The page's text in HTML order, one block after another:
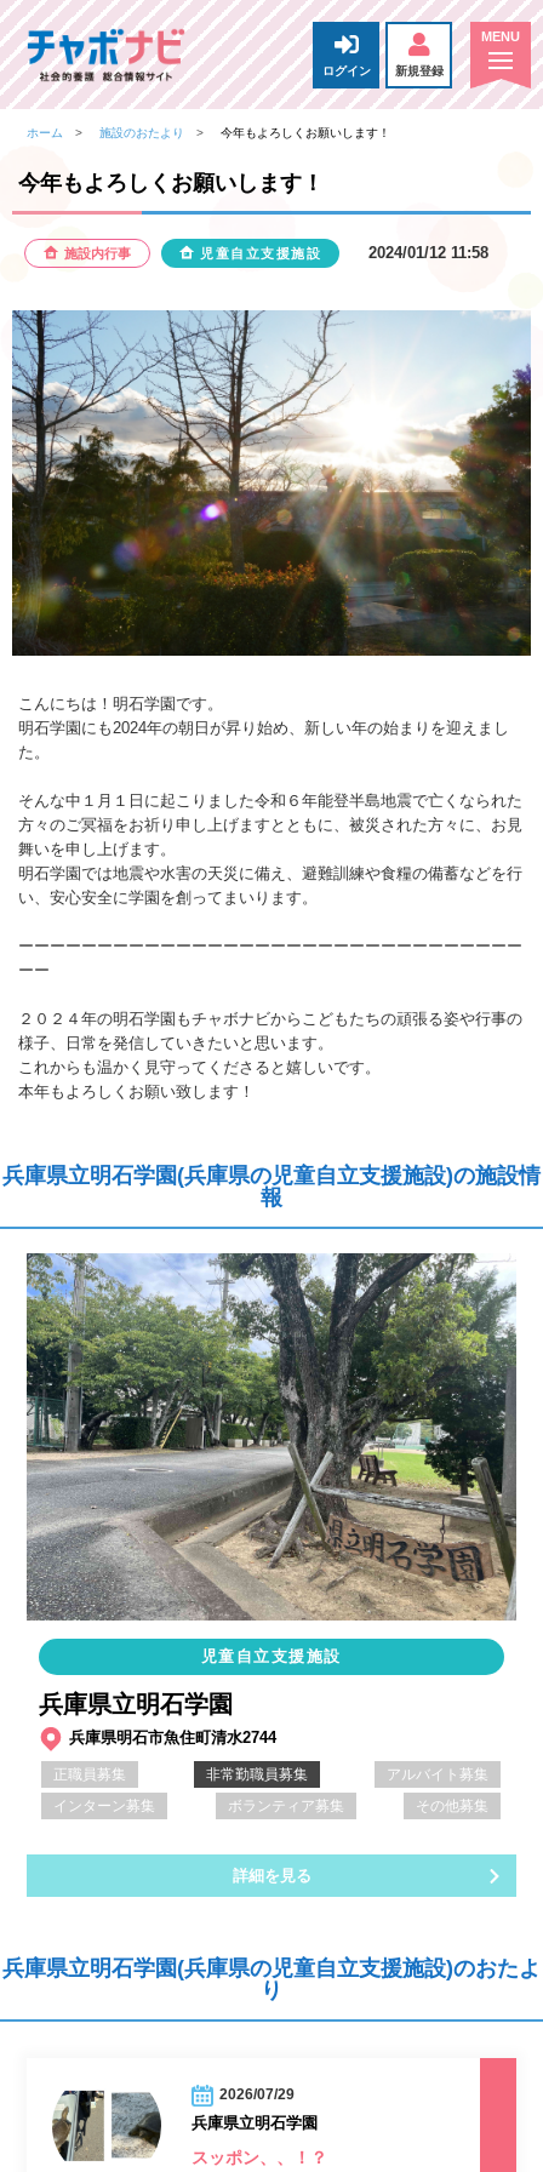
ログイン 新規登録
ホーム 施設のおたより 今年もよろしくお願いします！
今年もよろしくお願いします！
施設内行事 児童自立支援施設 2024/01/12 11:58
こんにちは！明石学園です。
明石学園にも2024年の朝日が昇り始め、新しい年の始まりを迎えまし
た。
そんな中１月１日に起こりました令和６年能登半島地震で亡くなられた
方々のご冥福をお祈り申し上げますとともに、被災された方々に、お見
舞いを申し上げます。
明石学園では地震や水害の天災に備え、避難訓練や食糧の備蓄などを行
い、安心安全に学園を創ってまいります。
ーーーーーーーーーーーーーーーーーーーーーーーーーーーーーーーー
ーー
２０２４年の明石学園もチャボナビからこどもたちの頑張る姿や行事の
様子、日常を発信していきたいと思います。
これからも温かく見守ってくださると嬉しいです。
本年もよろしくお願い致します！
兵庫県立明石学園(兵庫県の児童自立支援施設)の施設情
報
児童自立支援施設
兵庫県立明石学園
兵庫県明石市魚住町清水2744
正職員募集 非常勤職員募集
アルバイト募集
インターン募集
ボランティア募集 その他募集
詳細を見る
兵庫県立明石学園(兵庫県の児童自立支援施設)のおたよ
り
2026/07/29
兵庫県立明石学園
スッポン、、！？